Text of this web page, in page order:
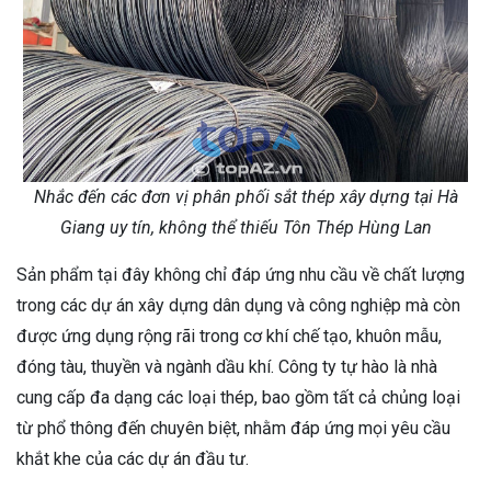
Nhắc đến các đơn vị phân phối sắt thép xây dựng tại Hà
Giang uy tín, không thể thiếu Tôn Thép Hùng Lan
Sản phẩm tại đây không chỉ đáp ứng nhu cầu về chất lượng
trong các dự án xây dựng dân dụng và công nghiệp mà còn
được ứng dụng rộng rãi trong cơ khí chế tạo, khuôn mẫu,
đóng tàu, thuyền và ngành dầu khí. Công ty tự hào là nhà
cung cấp đa dạng các loại thép, bao gồm tất cả chủng loại
từ phổ thông đến chuyên biệt, nhằm đáp ứng mọi yêu cầu
khắt khe của các dự án đầu tư.